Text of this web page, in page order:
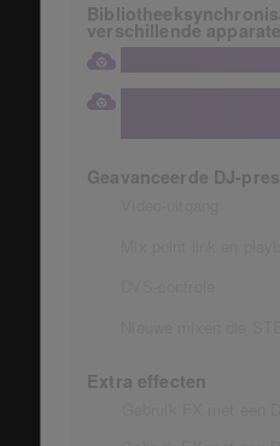
verschillende
Geavanceerde DJ-
Extra effecten